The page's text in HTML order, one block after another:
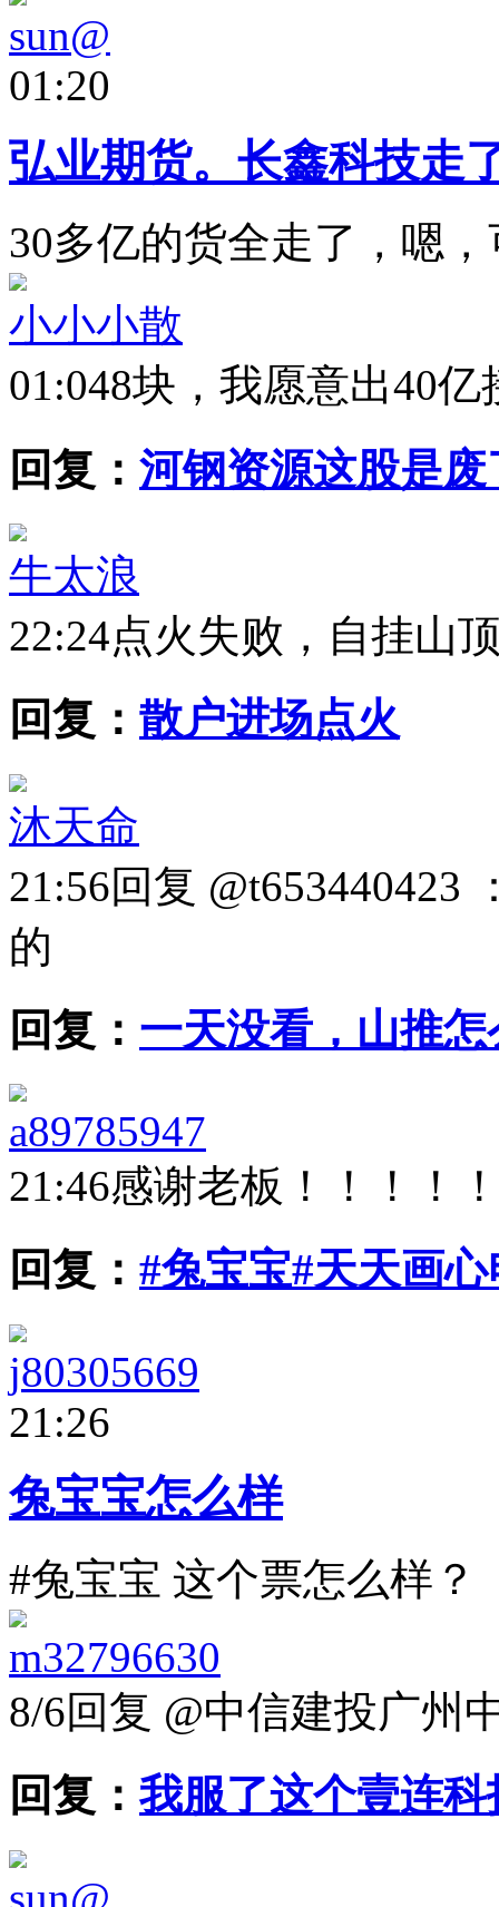
sun@
01:20
弘业期货。长鑫科技走
30多亿的货全走了，嗯
小小小散
01:048块，我愿意出40
回复： 河钢资源这股是
牛太浪
22:24点火失败，自挂山
回复： 散户进场点火
沐天命
21:56回复 @t653440423
的
回复： 一天没看，山推
a89785947
21:46感谢老板！！！！
回复： #兔宝宝#天天画
j80305669
21:26
兔宝宝怎么样
#兔宝宝 这个票怎么样？
m32796630
8/6回复 @中信建投广州
回复： 我服了这个壹连科
sun@